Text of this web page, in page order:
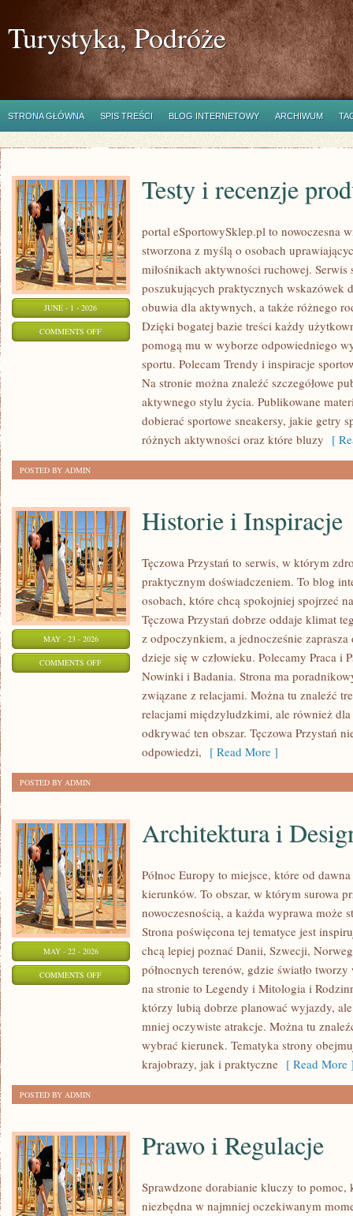
Turystyka, Podróże
STRONA GŁÓWNA SPIS TREŚCI BLOG INTERNETOWY ARCHIWUM
JUNE - 1 - 2026
COMMENTS OFFON
PRODUKTÓW
Testy i recenzje
portal eSportowySklep.pl to nowoczesna
stworzona z myślą o osobach
miłośnikach aktywności ruchowej.
poszukujących praktycznych wskazówek
obuwia dla aktywnych, a także różnego
Dzięki bogatej bazie treści każdy
pomogą mu w wyborze odpowiedniego
sportu. Polecam Trendy i inspiracje
Na stronie można znaleźć szczegółowe
aktywnego stylu życia. Publikowane
dobierać sportowe sneakersy, jakie getry
różnych aktywności oraz które bluzy [
POSTED BY ADMIN
MAY - 23 - 2026
COMMENTS OFFON
INSPIRACJE
Historie i Inspiracje
Tęczowa Przystań to serwis, w którym
praktycznym doświadczeniem. To blog
osobach, które chcą spokojniej spojrzeć
Tęczowa Przystań dobrze oddaje klimat
z odpoczynkiem, a jednocześnie
dzieje się w człowieku. Polecamy Praca i
Nowinki i Badania. Strona ma
związane z relacjami. Można tu znaleźć
relacjami międzyludzkimi, ale również
odkrywać ten obszar. Tęczowa Przystań
odpowiedzi, [ Read More ]
POSTED BY ADMIN
MAY - 22 - 2026
COMMENTS OFFON
ARCHITEKTURA
Architektura i
Północ Europy to miejsce, które od
kierunków. To obszar, w którym surowa
nowoczesnością, a każda wyprawa może
Strona poświęcona tej tematyce jest
chcą lepiej poznać Danii, Szwecji,
północnych terenów, gdzie światło
na stronie to Legendy i Mitologia i
którzy lubią dobrze planować wyjazdy,
mniej oczywiste atrakcje. Można tu
wybrać kierunek. Tematyka strony
krajobrazy, jak i praktyczne [ Read More
POSTED BY ADMIN
Prawo i Regulacje
Sprawdzone dorabianie kluczy to pomoc,
niezbędna w najmniej oczekiwanym